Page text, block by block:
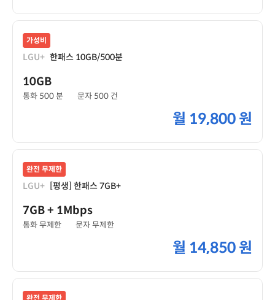
가성비
LGU+ 한패스 10GB/500분
10GB
통화 500 분 문자 500 건
월 19,800 원
완전 무제한
LGU+ [평생] 한패스 7GB+
7GB+ 1Mbps
통화 무제한 문자 무제한
월 14,850 원
완전 무제한